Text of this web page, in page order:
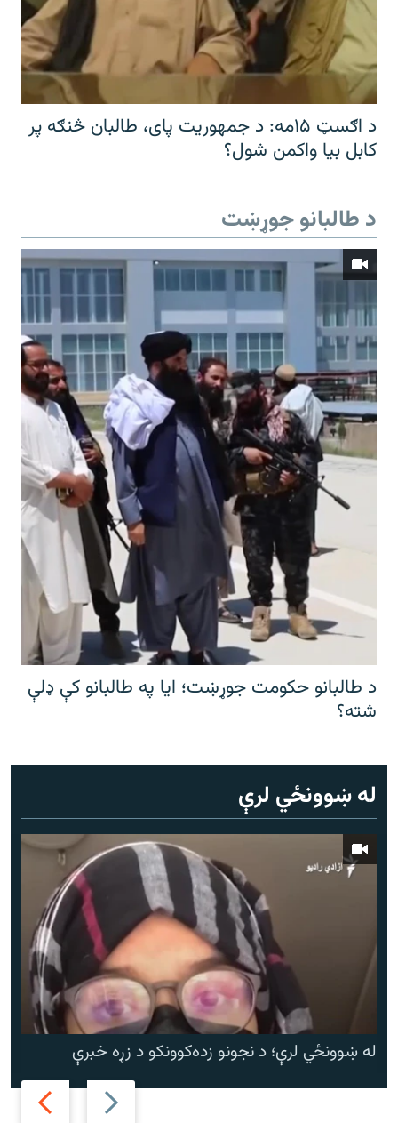
د اګسټ ۱۵مه: د جمهوریت پای، طالبان څنګه پر
کابل بیا واکمن شول؟
د طالبانو جوړښت
د طالبانو حکومت جوړښت؛ ایا په طالبانو کې ډلې
شته؟
له ښوونځي لرې
Previous
slide
Next
slide
له ښوونځي لرې؛ د نجونو زده‌کوونکو د زړه خبرې